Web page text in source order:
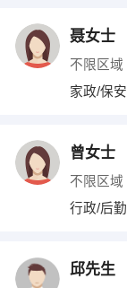
聂女士
不限区域
家政/保安
曾女士
不限区域
行政/后勤
邱先生